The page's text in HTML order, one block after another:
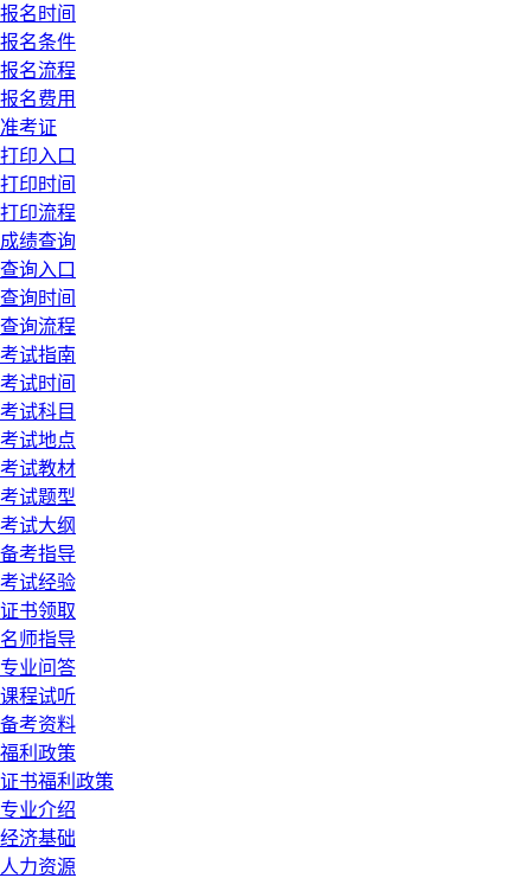
报名时间
报名条件
报名流程
报名费用
准考证
打印入口
打印时间
打印流程
成绩查询
查询入口
查询时间
查询流程
考试指南
考试时间
考试科目
考试地点
考试教材
考试题型
考试大纲
备考指导
考试经验
证书领取
名师指导
专业问答
课程试听
备考资料
福利政策
证书福利政策
专业介绍
经济基础
人力资源